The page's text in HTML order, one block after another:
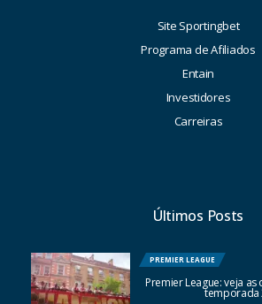
Site Sportingbet
Programa de Afiliados
Entain
Investidores
Carreiras
Últimos Posts
PREMIER LEAGUE
Premier League: veja
temporada